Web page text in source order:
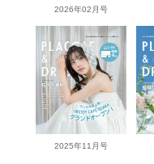
2026年02月号
2025年11月号